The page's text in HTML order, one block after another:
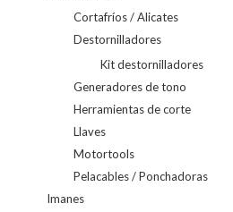
Cortafríos / Alicates
Destornilladores
Kit destornilladores
Generadores de tono
Herramientas de corte
Llaves
Motortools
Pelacables / Ponchadoras
Imanes